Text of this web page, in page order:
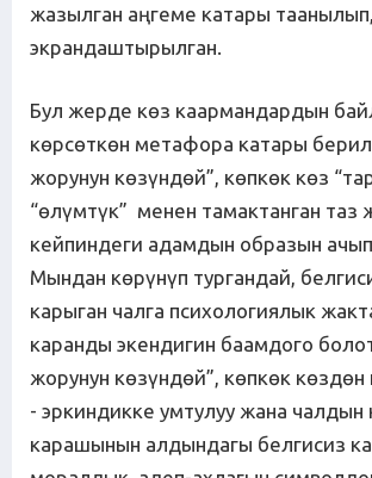
жазылган аңгеме катары
экрандаштырылган.
Бул жерде көз каармандардын
көрсөткөн метафора катары
жорунун көзүндөй”, көпкөк көз
“өлүмтүк” менен тамактанган таз
кейпиндеги адамдын образын
Мындан көрүнүп тургандай,
карыган чалга психологиялык
каранды экендигин баамдого
жорунун көзүндөй”, көпкөк көздөн
- эркиндикке умтулуу жана чалдын
карашынын алдындагы белгисиз